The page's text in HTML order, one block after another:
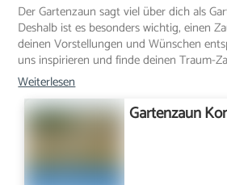
Der Gartenzaun sagt viel über dich als
Deshalb ist es besonders wichtig, einen
deinen Vorstellungen und Wünschen
uns inspirieren und finde deinen Traum-
Weiterlesen
Gartenzaun